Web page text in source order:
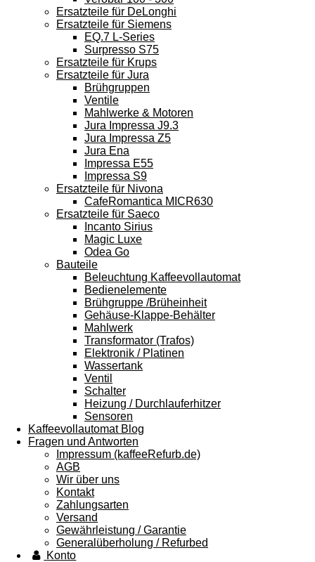
Ersatzteile für DeLonghi
Ersatzteile für Siemens
EQ.7 L-Series
Surpresso S75
Ersatzteile für Krups
Ersatzteile für Jura
Brühgruppen
Ventile
Mahlwerke & Motoren
Jura Impressa J9.3
Jura Impressa Z5
Jura Ena
Impressa E55
Impressa S9
Ersatzteile für Nivona
CafeRomantica MICR630
Ersatzteile für Saeco
Incanto Sirius
Magic Luxe
Odea Go
Bauteile
Beleuchtung Kaffeevollautomat
Bedienelemente
Brühgruppe /Brüheinheit
Gehäuse-Klappe-Behälter
Mahlwerk
Transformator (Trafos)
Elektronik / Platinen
Wassertank
Ventil
Schalter
Heizung / Durchlauferhitzer
Sensoren
Kaffeevollautomat Blog
Fragen und Antworten
Impressum (kaffeeRefurb.de)
AGB
Wir über uns
Kontakt
Zahlungsarten
Versand
Gewährleistung / Garantie
Generalüberholung / Refurbed
Konto